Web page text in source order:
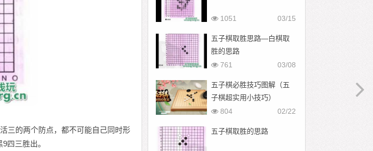
三的两个防点，都不可能自己同时形
四三胜出。
03/15
1051
五子棋取胜思路—白棋取
胜的思路
03/08
761
五子棋必胜技巧图解（五
子棋超实用小技巧）
02/22
804
五子棋取胜的思路